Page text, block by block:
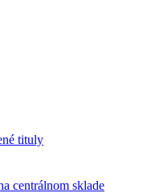
tituly
centrálnom sklade